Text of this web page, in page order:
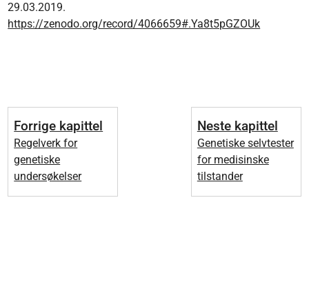
29.03.2019.
https://zenodo.org/record/4066659#.Ya8t5pGZOUk
Forrige kapittel
Regelverk for
genetiske
undersøkelser
Neste kapittel
Genetiske selvtester
for medisinske
tilstander